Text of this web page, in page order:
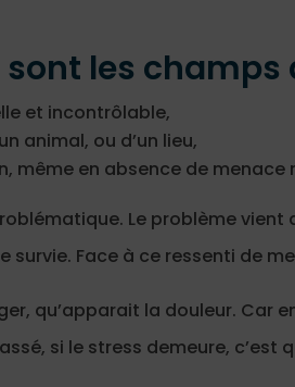
les champs
et incontrôlable,
animal, ou d’un lieu,
même en absence de menace
Le problème
survie. Face à ce ressenti de
qu’apparait la douleur. Car
si le stress demeure,